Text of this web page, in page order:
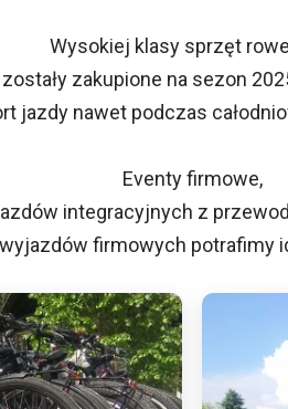
Wysokiej klasy sprzęt
zakupione na sezon
jazdy nawet podczas
Eventy firmowe,
integracyjnych z
firmowych potrafimy